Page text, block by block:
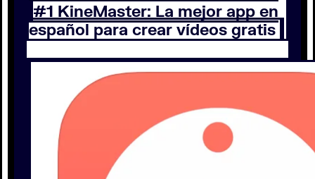
#1 KineMaster: La mejor app en
español para crear vídeos gratis